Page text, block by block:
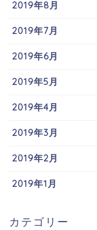
2019年8月
2019年7月
2019年6月
2019年5月
2019年4月
2019年3月
2019年2月
2019年1月
カテゴリー